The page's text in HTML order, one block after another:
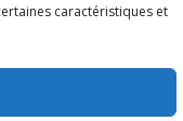
caractéristiques et